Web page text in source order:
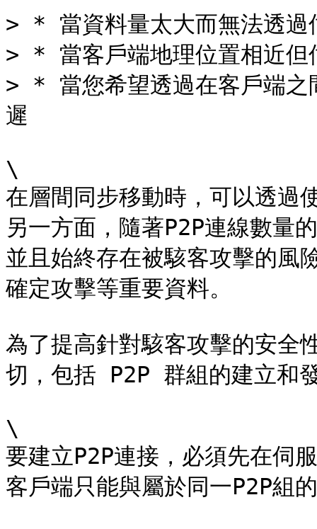
> * 當資料量太大而無法透過
> * 當客戶端地理位置相近但
> * 當您希望透過在客戶端之
遲
\
在層間同步移動時，可以透過
另一方面，隨著P2P連線數量
並且始終存在被駭客攻擊的風
確定攻擊等重要資料。
為了提高針對駭客攻擊的安
切，包括 P2P 群組的建立和
\
要建立P2P連接，必須先在伺
客戶端只能與屬於同一P2P組